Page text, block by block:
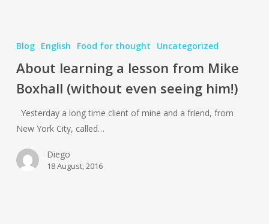
learning
lesson
from
Boxhall
(without
even
seeing
Blog English Food for thought Uncategorized
About learning a lesson from Mike
Boxhall (without even seeing him!)
Yesterday a long time client of mine and a friend, from
New York City, called…
Diego
18 August, 2016